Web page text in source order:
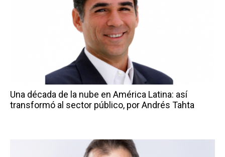
Una década de la nube en América Latina: así
transformó al sector público, por Andrés Tahta